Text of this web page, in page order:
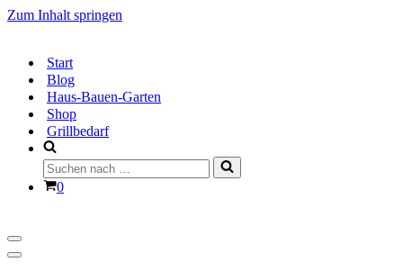
Zum Inhalt springen
Start
Blog
Haus-Bauen-Garten
Shop
Grillbedarf
Suchen
nach …
Warenkorb
0
Navigationsmenü
Navigationsmenü